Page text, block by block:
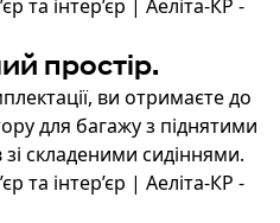
простір.
ви отримаєте до
для багажу з піднятими
зі складеними сидіннями.